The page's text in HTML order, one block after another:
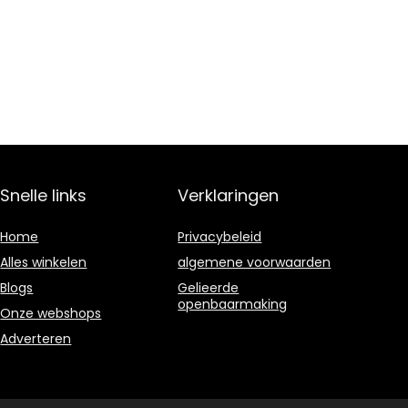
Snelle links
Home
Alles winkelen
Blogs
Onze webshops
Adverteren
Verklaringen
Privacybeleid
algemene voorwaarden
Gelieerde
openbaarmaking